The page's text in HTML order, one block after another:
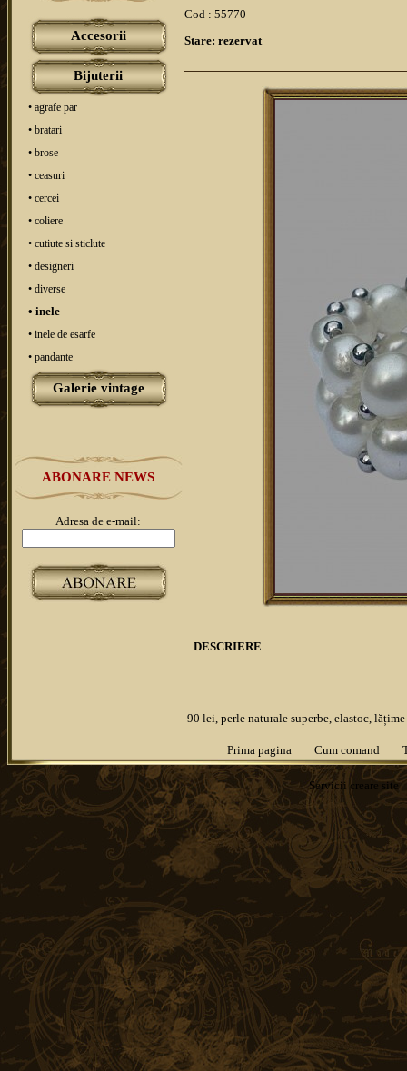
Accesorii
Bijuterii
• agrafe par
• bratari
• brose
• ceasuri
• cercei
• coliere
• cutiute si sticlute
• designeri
• diverse
• inele
• inele de esarfe
• pandante
Galerie vintage
ABONARE NEWS
Adresa de e-mail:
Cod : 55770
Stare: rezervat
DESCRIERE
90 lei, perle naturale superbe, elastoc,
Prima pagina Cum comand
Servicii creare site